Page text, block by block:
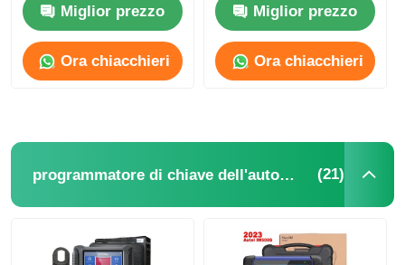
Miglior prezzo
Ora chiacchieri
Miglior prezzo
Ora chiacchieri
programmatore di chiave dell'automobile (21)